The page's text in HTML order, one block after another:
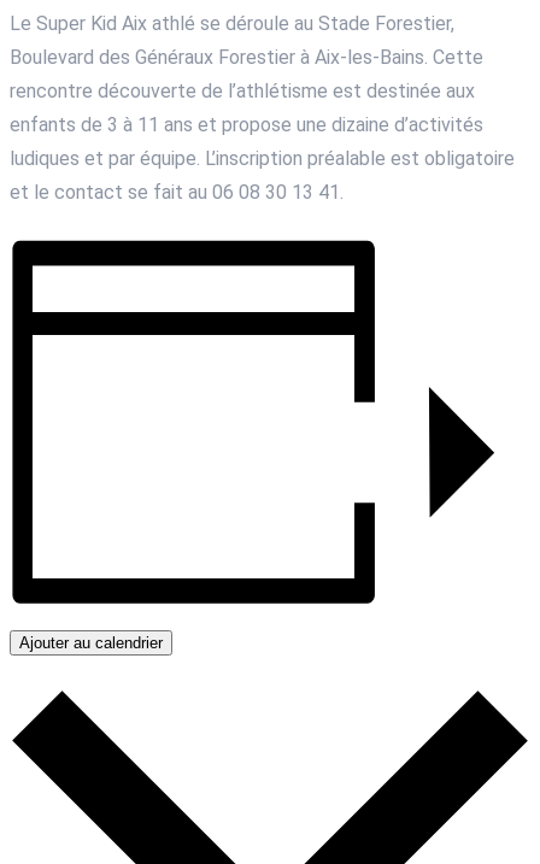
Le Super Kid Aix athlé se déroule au Stade Forestier,
Boulevard des Généraux Forestier à Aix-les-Bains. Cette
rencontre découverte de l’athlétisme est destinée aux
enfants de 3 à 11 ans et propose une dizaine d’activités
ludiques et par équipe. L’inscription préalable est obligatoire
et le contact se fait au 06 08 30 13 41.
Ajouter au calendrier